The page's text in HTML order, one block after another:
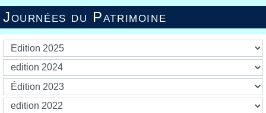
Journées du Patrimoine